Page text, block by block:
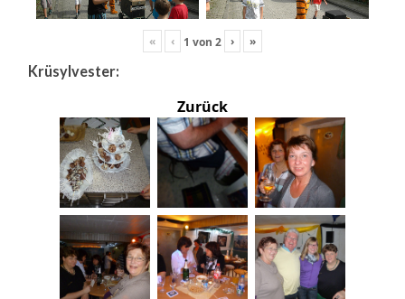
« ‹ 1 von 2 › »
Krüsylvester:
Zurück